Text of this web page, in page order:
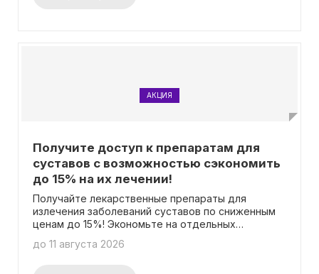
АКЦИЯ
Получите доступ к препаратам для
суставов с возможностью сэкономить
до 15% на их лечении!
Получайте лекарственные препараты для
излечения заболеваний суставов по сниженным
ценам до 15%! Экономьте на отдельных
вводить промокод.
до 11 августа 2026